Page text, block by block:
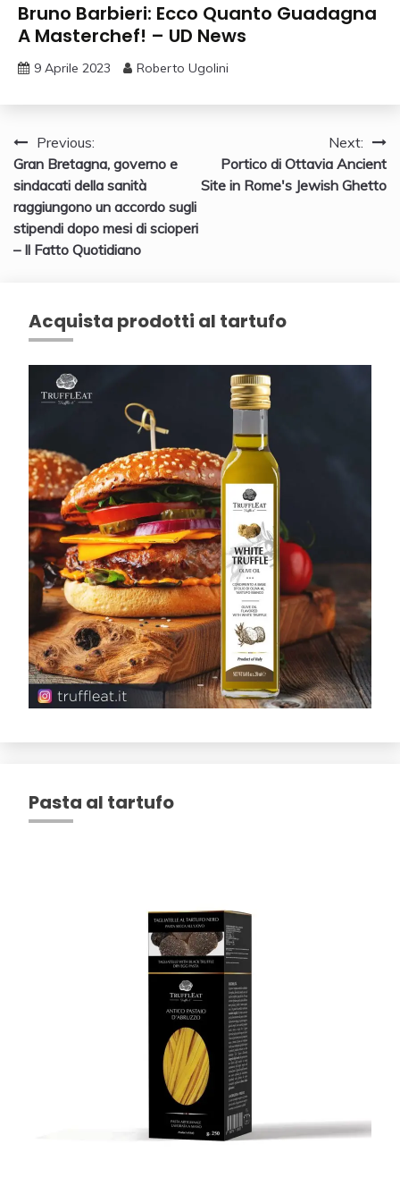
Bruno Barbieri: Ecco Quanto Guadagna
A Masterchef! – UD News
9 Aprile 2023 Roberto Ugolini
Navigazione
articoli
Previous:
Gran Bretagna, governo e
sindacati della sanità
raggiungono un accordo sugli
stipendi dopo mesi di scioperi
– Il Fatto Quotidiano
Next:
Portico di Ottavia Ancient
Site in Rome's Jewish Ghetto
Acquista prodotti al tartufo
Pasta al tartufo